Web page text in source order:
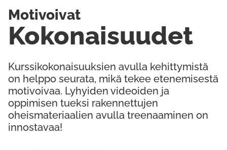
Kurssikokonaisuuksien avulla kehittymistä
on helppo seurata, mikä tekee etenemisestä
motivoivaa. Lyhyiden videoiden ja
oppimisen tueksi rakennettujen
oheismateriaalien avulla treenaaminen on
innostavaa!
Kokonaisuudet
Motivoivat